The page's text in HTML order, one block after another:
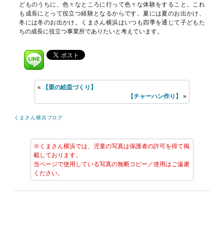
どものうちに、色々なところに行って色々な体験をすること。これ
も成長にとって役立つ経験となるからです。夏には夏のお出かけ、
冬には冬のお出かけ。くまさん横浜はいつも四季を通じて子どもた
ちの成長に役立つ事業所でありたいと考えています。
«
【栗の絵皿づくり】
【チャーハン作り】
»
くまさん横浜ブログ
※くまさん横浜では、児童の写真は保護者の許可を得て掲
載しております。
当ページで使用している写真の無断コピー／使用はご遠慮
ください。